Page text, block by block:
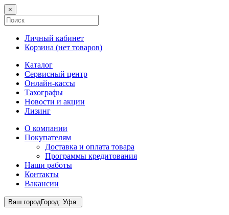
×
Личный кабинет
Корзина (нет товаров)
Каталог
Сервисный центр
Онлайн-кассы
Тахографы
Новости и акции
Лизинг
О компании
Покупателям
Доставка и оплата товара
Программы кредитования
Наши работы
Контакты
Вакансии
Ваш городГород: Уфа